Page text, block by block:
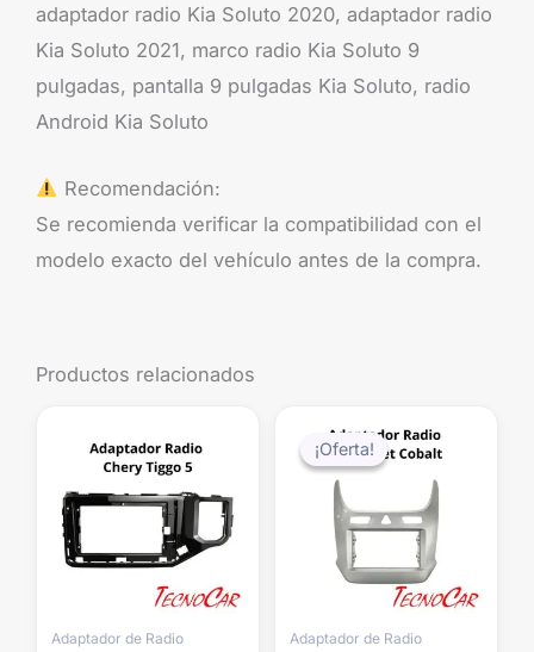
adaptador radio Kia Soluto 2020, adaptador radio
Kia Soluto 2021, marco radio Kia Soluto 9
pulgadas, pantalla 9 pulgadas Kia Soluto, radio
Android Kia Soluto
Recomendación:
Se recomienda verificar la compatibilidad con el
modelo exacto del vehículo antes de la compra.
Productos relacionados
Adaptador de Radio
¡Oferta!
¡Oferta!
Adaptador de Radio
precio
original
$48.000.